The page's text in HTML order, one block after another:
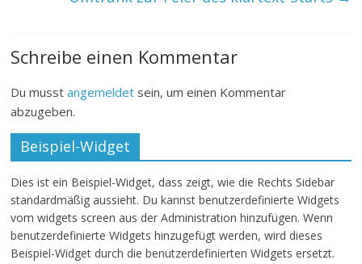
Schreibe einen Kommentar
Du musstangemeldet sein, um einen Kommentar
abzugeben.
Beispiel-Widget
Dies ist ein Beispiel-Widget, dass zeigt, wie die Rechts Sidebar
standardmäßig aussieht. Du kannst benutzerdefinierte Widgets
vom widgets screen aus der Administration hinzufügen. Wenn
benutzerdefinierte Widgets hinzugefügt werden, wird dieses
Beispiel-Widget durch die benutzerdefinierten Widgets ersetzt.